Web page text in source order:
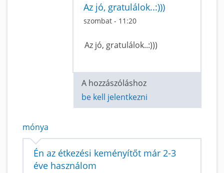
Az jó, gratulálok..:)))
szombat - 11:20
Az jó, gratulálok..:)))
A hozzászóláshoz
be kell jelentkezni
mónya
Én az étkezési keményítőt már 2-3
éve használom